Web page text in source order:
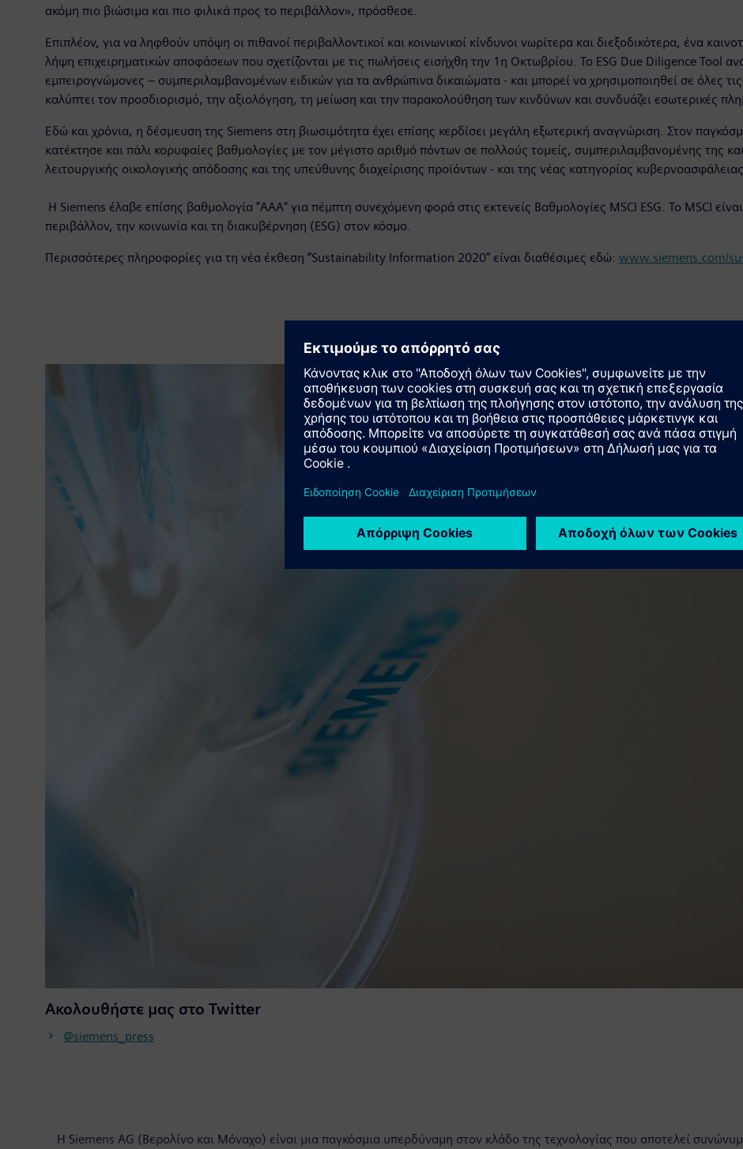
ακόμη πιο βιώσιμα και πιο φιλικά προς το περιβάλλον», πρόσθεσε.
Επιπλέον, για να ληφθούν υπόψη οι πιθανοί περιβαλλοντικοί και κοινωνικοί κίνδυνοι νωρίτερα και διεξοδικότερα, ένα
λήψη επιχειρηματικών αποφάσεων που σχετίζονται με τις πωλήσεις εισήχθη την 1η Οκτωβρίου. Το ESG Due Diligence Tool
εμπειρογνώμονες – συμπεριλαμβανομένων ειδικών για τα ανθρώπινα δικαιώματα - και μπορεί να χρησιμοποιηθεί σε όλες
καλύπτει τον προσδιορισμό, την αξιολόγηση, τη μείωση και την παρακολούθηση των κινδύνων και συνδυάζει εσωτερικές
Εδώ και χρόνια, η δέσμευση της Siemens στη βιωσιμότητα έχει επίσης κερδίσει μεγάλη εξωτερική αναγνώριση. Στον
κατέκτησε και πάλι κορυφαίες βαθμολογίες με τον μέγιστο αριθμό πόντων σε πολλούς τομείς, συμπεριλαμβανομένης της
λειτουργικής οικολογικής απόδοσης και της υπεύθυνης διαχείρισης προϊόντων - και της νέας κατηγορίας κυβερνοασφάλειας.
Η Siemens έλαβε επίσης βαθμολογία "AAA" για πέμπτη συνεχόμενη φορά στις εκτενείς Βαθμολογίες MSCI ESG. Το MSCI
περιβάλλον, την κοινωνία και τη διακυβέρνηση (ESG) στον κόσμο.
Περισσότερες πληροφορίες για τη νέα έκθεση “Sustainability Information 2020” είναι διαθέσιμες εδώ: www.siemens.com/
Ακολουθήστε μας στο Twitter
@siemens_press
Η Siemens AG (Βερολίνο και Μόναχο) είναι μια παγκόσμια υπερδύναμη στον κλάδο της τεχνολογίας που αποτελεί